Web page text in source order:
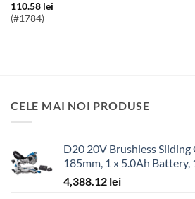
110.58 lei
(#1784)
CELE MAI NOI PRODUSE
D20 20V Brushless
185mm, 1 x 5.0Ah Battery,
4,388.12 lei